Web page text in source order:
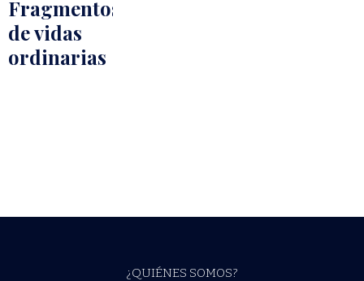
Fragmentos
de vidas
ordinarias
¿QUIÉNES SOMOS?